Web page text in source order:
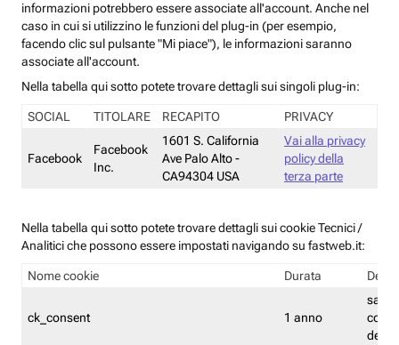
informazioni potrebbero essere associate all'account. Anche nel
caso in cui si utilizzino le funzioni del plug-in (per esempio,
facendo clic sul pulsante "Mi piace"), le informazioni saranno
associate all'account.
Nella tabella qui sotto potete trovare dettagli sui singoli plug-in:
SOCIAL TITOLARE RECAPITO PRIVACY
Facebook
Facebook
Inc.
1601 S. California
Ave Palo Alto -
CA94304 USA
Vai alla privacy
policy della
terza parte
Nella tabella qui sotto potete trovare dettagli sui cookie Tecnici /
Analitici che possono essere impostati navigando su fastweb.it:
Nome cookie Durata
ck_consent 1 anno
salva
dei